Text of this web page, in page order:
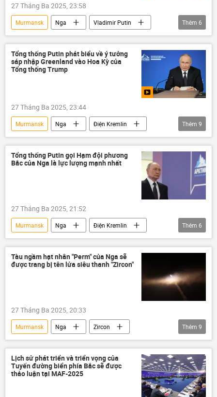
27 Tháng Ba 2025, 23:58
Murmansk Nga
Vladimir Putin
Bắc Cực
hợp tác
Thế giới
Điện Kremlin
thông tin Chính trị
Thêm 6
Tổng thống Putin phát biểu về ý tưởng
sáp nhập Greenland vào Hoa Kỳ của
Tổng thống Trump
27 Tháng Ba 2025, 23:44
Murmansk Nga
Điện Kremlin
Vladimir Putin
Thế giới
thông tin
Hoa Kỳ
Greenland
Donald Trump
phương Tây
Chính trị
Thêm 9
Tổng thống Putin gọi Hạm đội phương
Bắc của Nga là lực lượng mạnh nhất
27 Tháng Ba 2025, 21:52
Murmansk Nga
Điện Kremlin
Vladimir Putin
Thế giới
thông tin
Hạm đội Bắc
Bắc Cực
Cuộc khủng hoảng ở Ukraina
Thêm 6
Tàu ngầm hạt nhân "Perm" của Nga sẽ
được trang bị tên lửa siêu thanh "Zircon"
27 Tháng Ba 2025, 20:33
Murmansk Nga
Zircon
tàu ngầm
Tàu ngầm hạt nhân
Quân sự
Thế giới
thông tin
Hải quân Nga
hải quân
Thêm 9
Lịch sử phát triển và triển vọng của
Tuyến đường biển phía Bắc sẽ được
thảo luận tại MAF-2025